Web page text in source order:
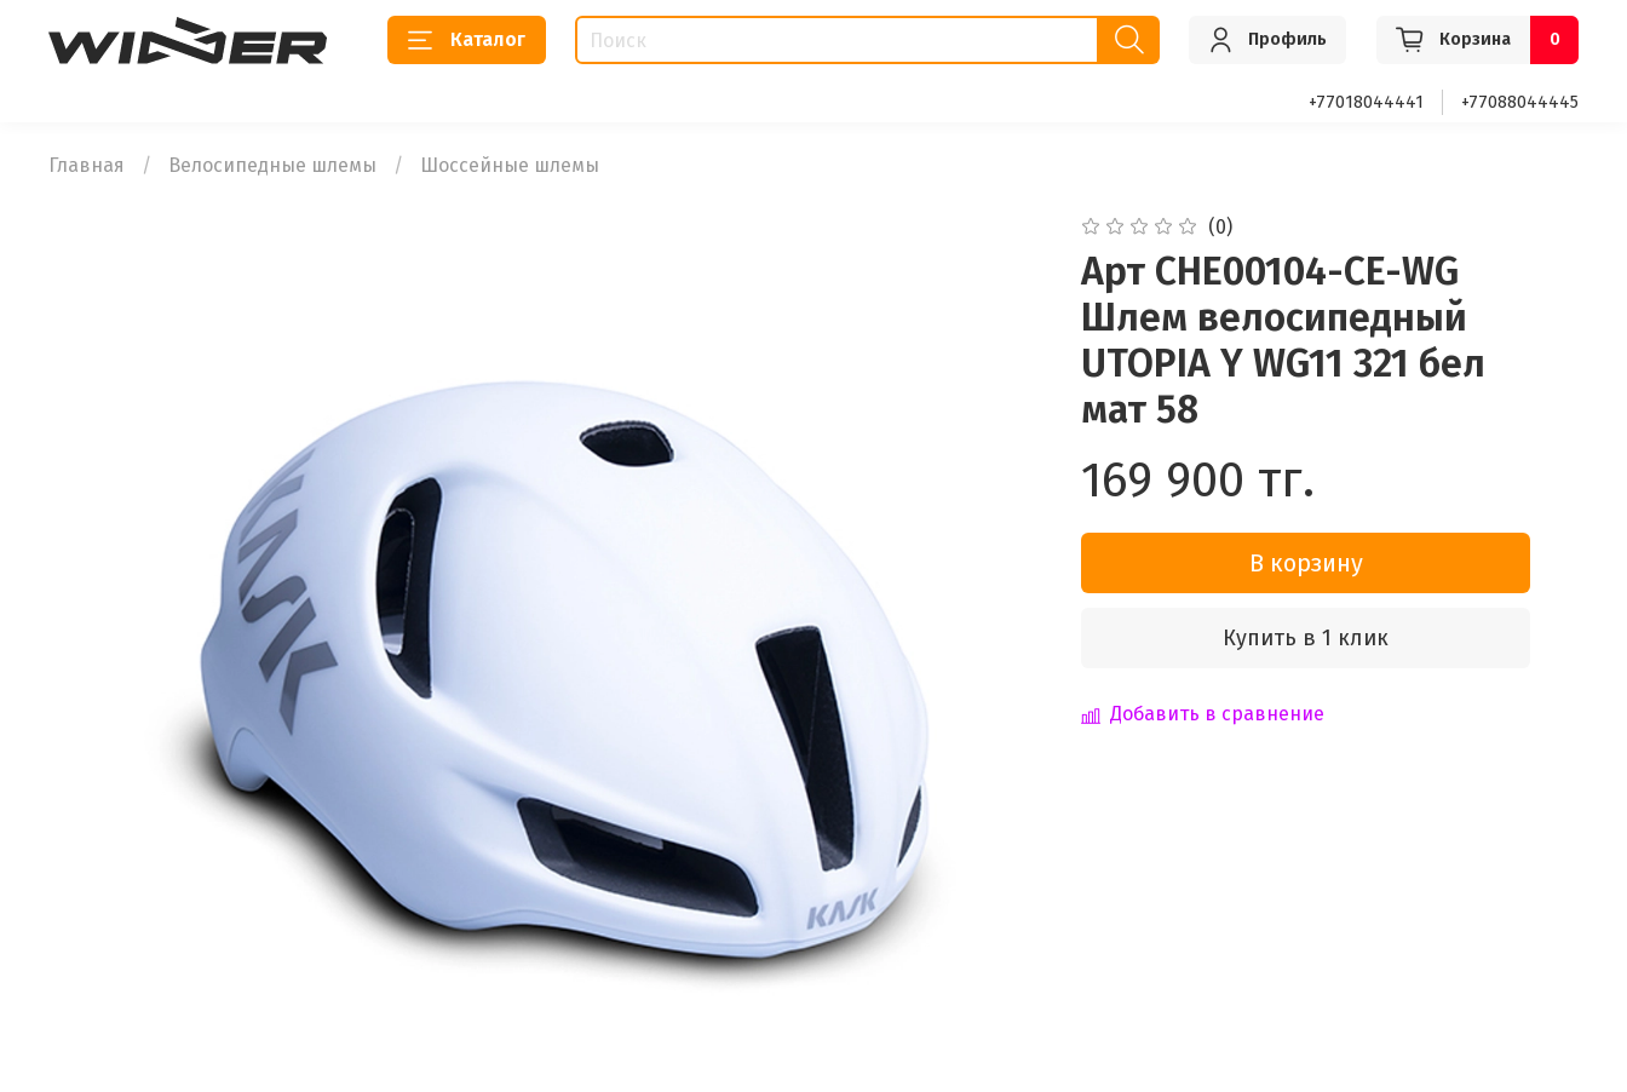
Каталог Профиль Корзина 0
+77018044441 +77088044445
Главная Велосипедные шлемы Шоссейные шлемы
(0)
Арт CHE00104-CE-WG
Шлем велосипедный
UTOPIA Y WG11 321 бел
мат 58
169 900 тг.
В корзину
Купить в 1 клик
Добавить в сравнение